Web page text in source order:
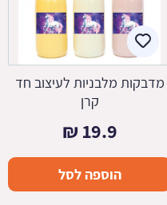
מדבקות מלבניות לעיצוב חד
קרן
19.9
₪
הוספה לסל